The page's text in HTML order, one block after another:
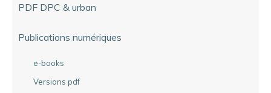
PDF DPC & urban
Publications numériques
e-books
Versions pdf